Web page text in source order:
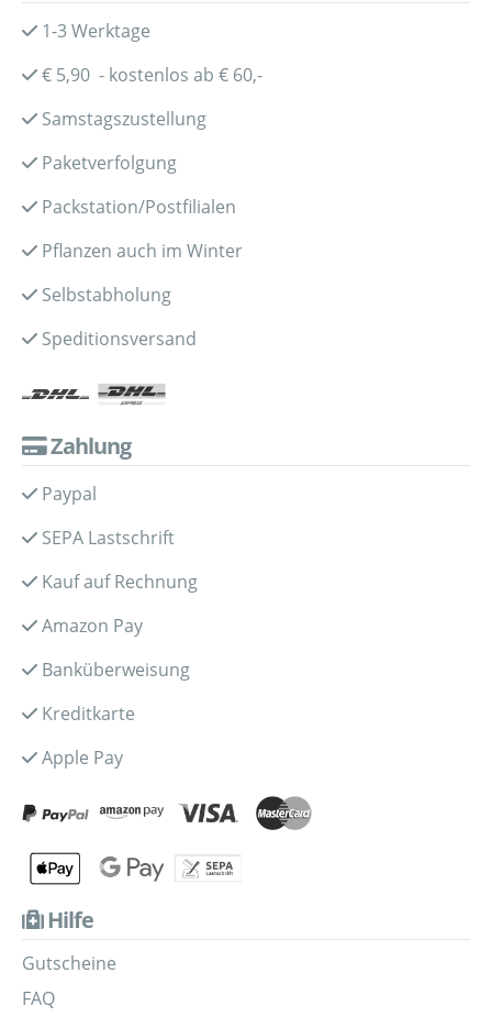
1-3 Werktage
€ 5,90 - kostenlos ab € 60,-
Samstagszustellung
Paketverfolgung
Packstation/Postfilialen
Pflanzen auch im Winter
Selbstabholung
Speditionsversand
Zahlung
Paypal
SEPA Lastschrift
Kauf auf Rechnung
Amazon Pay
Banküberweisung
Kreditkarte
Apple Pay
Hilfe
Gutscheine
FAQ